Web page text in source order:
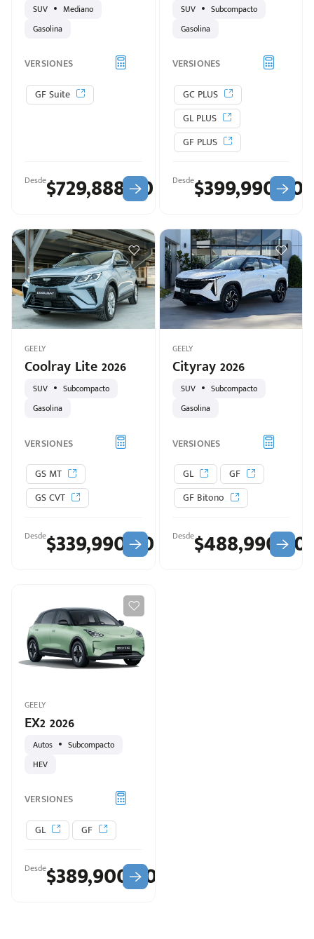
SUV
Mediano
Gasolina
VERSIONES
GF Suite
$729,888.00
Desde
SUV
Subcompacto
Gasolina
VERSIONES
GC PLUS
GL PLUS
GF PLUS
$399,990.00
Desde
Coolray Lite 2026
GEELY
SUV
Subcompacto
Gasolina
VERSIONES
GS MT
GS CVT
$339,990.00
Desde
Cityray 2026
GEELY
SUV
Subcompacto
Gasolina
VERSIONES
GL
GF
GF Bitono
$488,990.00
Desde
EX2 2026
GEELY
Autos
Subcompacto
HEV
VERSIONES
GL
GF
$389,900.00
Desde